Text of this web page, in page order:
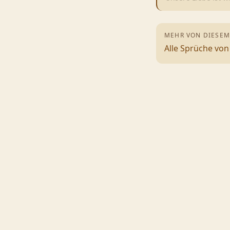
MEHR VON
Alle Sprüche von